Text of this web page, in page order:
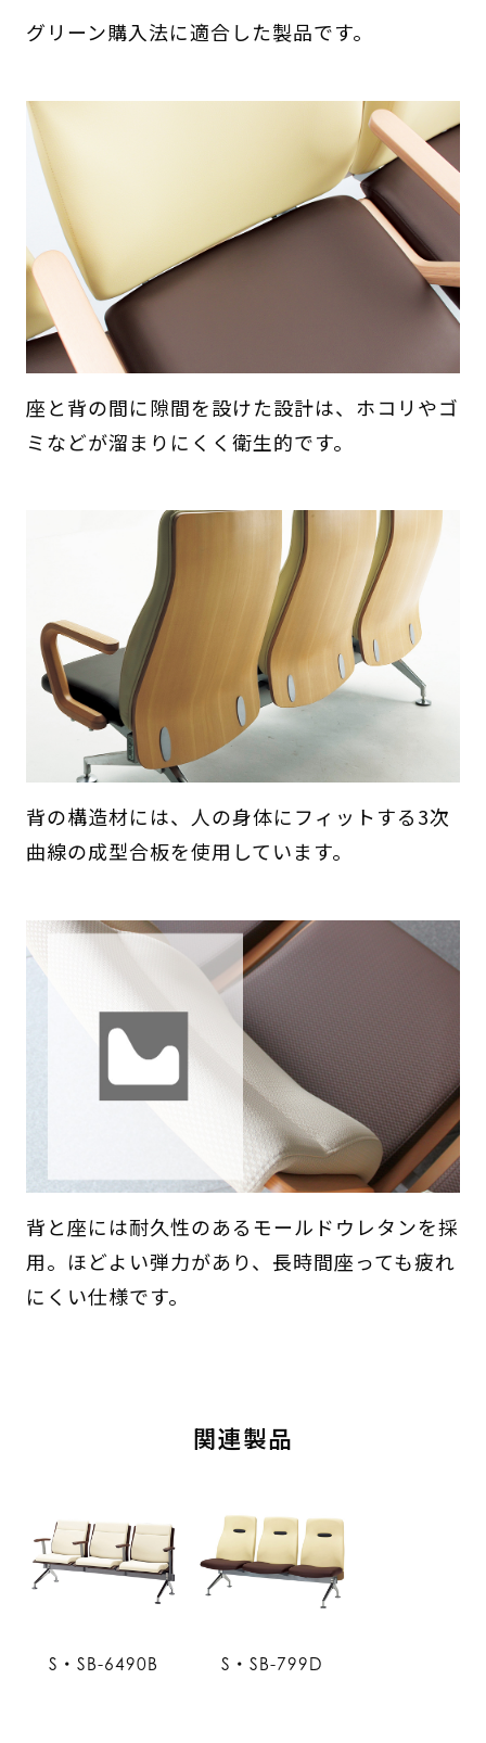
グリーン購入法に適合した製品です。
座と背の間に隙間を設けた設計は、ホコリやゴ
ミなどが溜まりにくく衛生的です。
背の構造材には、人の身体にフィットする3次
曲線の成型合板を使用しています。
背と座には耐久性のあるモールドウレタンを採
用。ほどよい弾力があり、長時間座っても疲れ
にくい仕様です。
関連製品
S・SB-6490B S・SB-799D